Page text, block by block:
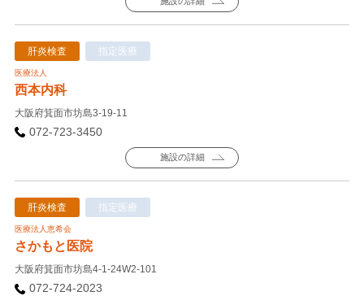
肝炎検査 指定医療
医療法人
西本内科
大阪府箕面市坊島3-19-11
072-723-3450
施設の詳細
肝炎検査 指定医療
医療法人恵希会
さかもと医院
大阪府箕面市坊島4-1-24W2-101
072-724-2023